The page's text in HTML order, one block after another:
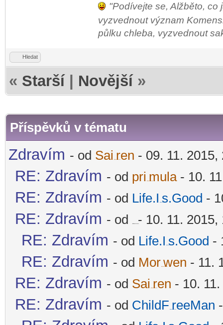
"Podívejte se, Alžběto, co
vyzvednout význam
půlku chleba, vyzvednout
Hledat
« Starší Novější »
Příspěvků v tématu
Zdravím - od Sai -diskusni-forum-ren - 09. 11. 2015,
RE: Zdravím - od pri -diskusni-forum-mula- 10.
RE: Zdravím - od Life.I -diskusni-forum-s.Good -
RE: Zdravím - od -diskusni-forum-- 10. 11. 2015,
RE: Zdravím - od Life.I -diskusni-forum-s.Good -
RE: Zdravím - od Mor -diskusni-forum-
wen - 11.
RE: Zdravím - od Sai -diskusni-forum-ren - 10.
RE: Zdravím - od ChildF -diskusni-forum-reeMan